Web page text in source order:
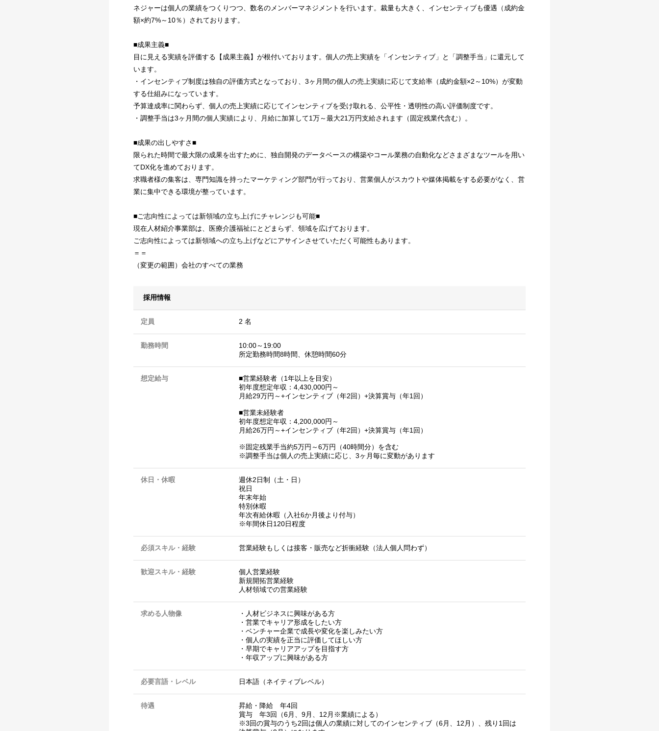
ネジャーは個人の業績をつくりつつ、数名のメンバーマネジメントを行います。裁量も大きく、インセンティブも優遇（成約金
額×約7%～10％）されております。
■成果主義■
目に見える実績を評価する【成果主義】が根付いております。個人の売上実績を「インセンティブ」と「調整手当」に還元して
います。
・インセンティブ制度は独自の評価方式となっており、3ヶ月間の個人の売上実績に応じて支給率（成約金額×2～10%）が変動
する仕組みになっています。
予算達成率に関わらず、個人の売上実績に応じてインセンティブを受け取れる、公平性・透明性の高い評価制度です。
・調整手当は3ヶ月間の個人実績により、月給に加算して1万～最大21万円支給されます（固定残業代含む）。
■成果の出しやすさ■
限られた時間で最大限の成果を出すために、独自開発のデータベースの構築やコール業務の自動化などさまざまなツールを用い
てDX化を進めております。
求職者様の集客は、専門知識を持ったマーケティング部門が行っており、営業個人がスカウトや媒体掲載をする必要がなく、営
業に集中できる環境が整っています。
■ご志向性によっては新領域の立ち上げにチャレンジも可能■
現在人材紹介事業部は、医療介護福祉にとどまらず、領域を広げております。
ご志向性によっては新領域への立ち上げなどにアサインさせていただく可能性もあります。
＝＝
（変更の範囲）会社のすべての業務
採用情報
定員 2 名
勤務時間
10:00～19:00
所定勤務時間8時間、休憩時間60分
想定給与
■営業経験者（1年以上を目安）
初年度想定年収：4,430,000円～
月給29万円～+インセンティブ（年2回）+決算賞与（年1回）
■営業未経験者
初年度想定年収：4,200,000円～
月給26万円～+インセンティブ（年2回）+決算賞与（年1回）
※固定残業手当約5万円～6万円（40時間分）を含む
※調整手当は個人の売上実績に応じ、3ヶ月毎に変動があります
休日・休暇
週休2日制（土・日）
祝日
年末年始
特別休暇
年次有給休暇（入社6か月後より付与）
※年間休日120日程度
必須スキル・経験 営業経験もしくは接客・販売など折衝経験（法人個人問わず）
歓迎スキル・経験
個人営業経験
新規開拓営業経験
人材領域での営業経験
求める人物像
・人材ビジネスに興味がある方
・営業でキャリア形成をしたい方
・ベンチャー企業で成長や変化を楽しみたい方
・個人の実績を正当に評価してほしい方
・早期でキャリアアップを目指す方
・年収アップに興味がある方
必要言語・レベル 日本語（ネイティブレベル）
待遇
昇給・降給 年4回
賞与 年3回（6月、9月、12月※業績による）
※3回の賞与のうち2回は個人の業績に対してのインセンティブ（6月、12月）、残り1回は